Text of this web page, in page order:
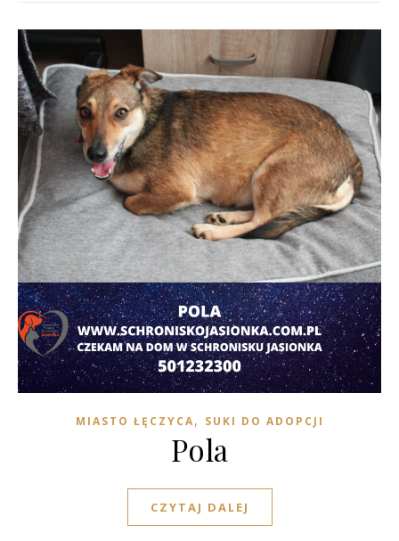
MIASTO ŁĘCZYCA, SUKI DO ADOPCJI
Pola
CZYTAJ DALEJ